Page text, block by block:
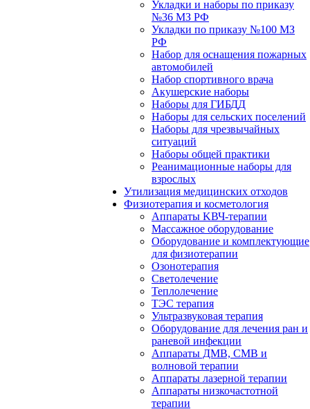
Укладки и наборы по приказу
№36 МЗ РФ
Укладки по приказу №100 МЗ
РФ
Набор для оснащения пожарных
автомобилей
Набор спортивного врача
Акушерские наборы
Наборы для ГИБДД
Наборы для сельских поселений
Наборы для чрезвычайных
ситуаций
Наборы общей практики
Реанимационные наборы для
взрослых
Утилизация медицинских отходов
Физиотерапия и косметология
Аппараты KВЧ-терапии
Массажное оборудование
Оборудование и комплектующие
для физиотерапии
Озонотерапия
Светолечение
Теплолечение
ТЭС терапия
Ультразвуковая терапия
Оборудование для лечения ран и
раневой инфекции
Аппараты ДМВ, СМВ и
волновой терапии
Аппараты лазерной терапии
Аппараты низкочастотной
терапии